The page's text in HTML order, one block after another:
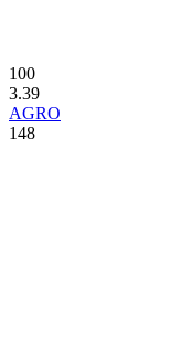
100
3.39
AGRO
148